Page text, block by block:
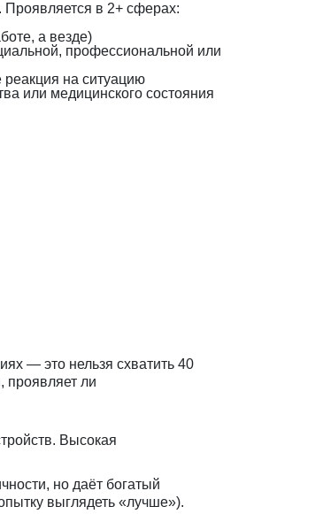
в 2+ сферах:
а везде)
профессиональной или
на ситуацию
или медицинского состояния
— это нельзя схватить 40
проявляет ли
Высокая
но даёт богатый
выглядеть «лучше»).